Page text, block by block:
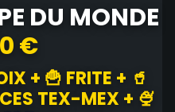
DU MONDE
€
+ 🍟 FRITE + 🥤
TEX-MEX + 🍨